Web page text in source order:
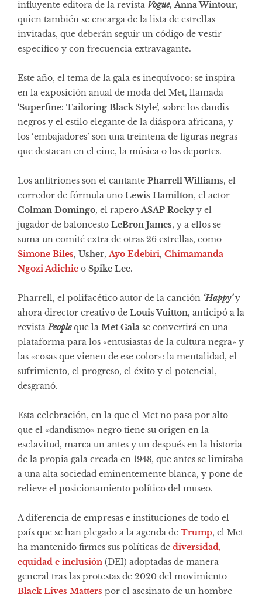
influyente editora de la revista Vogue, Anna Wintour,
quien también se encarga de la lista de estrellas
invitadas, que deberán seguir un código de vestir
específico y con frecuencia extravagante.
Este año, el tema de la gala es inequívoco: se inspira
en la exposición anual de moda del Met, llamada
‘Superfine: Tailoring Black Style’, sobre los dandis
negros y el estilo elegante de la diáspora africana, y
los ‘embajadores’ son una treintena de figuras negras
que destacan en el cine, la música o los deportes.
Los anfitriones son el cantante Pharrell Williams, el
corredor de fórmula uno Lewis Hamilton, el actor
Colman Domingo, el rapero A$AP Rockyy el
jugador de baloncesto LeBron James, y a ellos se
suma un comité extra de otras 26 estrellas, como
Simone Biles, Usher, Ayo Edebiri, Chimamanda
Ngozi Adichie o Spike Lee.
Pharrell, el polifacético autor de la canción ‘Happy’y
ahora director creativo de Louis Vuitton, anticipó a la
revista Peopleque la Met Gala se convertirá en una
plataforma para los «entusiastas de la cultura negra» y
las «cosas que vienen de ese color»: la mentalidad, el
sufrimiento, el progreso, el éxito y el potencial,
desgranó.
Esta celebración, en la que el Met no pasa por alto
que el «dandismo» negro tiene su origen en la
esclavitud, marca un antes y un después en la historia
de la propia gala creada en 1948, que antes se limitaba
a una alta sociedad eminentemente blanca, y pone de
relieve el posicionamiento político del museo.
A diferencia de empresas e instituciones de todo el
país que se han plegado a la agenda de Trump, el Met
ha mantenido firmes sus políticas de diversidad,
equidad e inclusión (DEI) adoptadas de manera
general tras las protestas de 2020 del movimiento
Black Lives Matters por el asesinato de un hombre